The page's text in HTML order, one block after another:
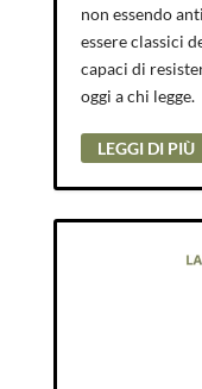
non essendo
essere classici
capaci di
oggi a chi legge.
LEGGI DI PIÙ